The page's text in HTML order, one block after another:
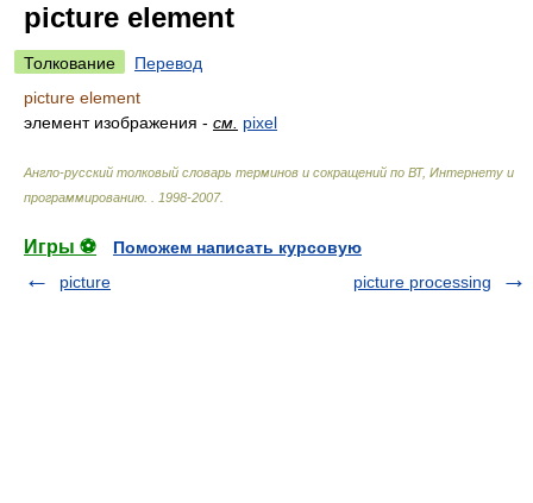
picture element
Толкование
Перевод
picture element
элемент изображения - см. pixel
Англо-русский толковый словарь терминов и сокращений по ВТ, Интернету и
программированию.
1998-2007.
Игры ⚽
Поможем написать курсовую
picture
picture processing